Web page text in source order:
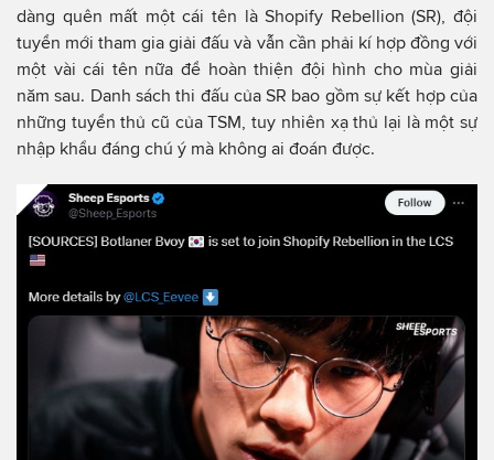
dàng quên mất một cái tên là Shopify Rebellion (SR), đội
tuyển mới tham gia giải đấu và vẫn cần phải kí hợp đồng với
một vài cái tên nữa để hoàn thiện đội hình cho mùa giải
năm sau. Danh sách thi đấu của SR bao gồm sự kết hợp của
những tuyển thủ cũ của TSM, tuy nhiên xạ thủ lại là một sự
nhập khẩu đáng chú ý mà không ai đoán được.